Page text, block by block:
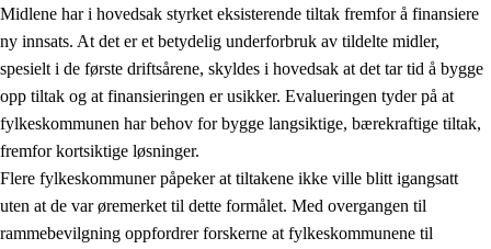
Midlene har i hovedsak styrket eksisterende tiltak fremfor å finansiere
ny innsats. At det er et betydelig underforbruk av tildelte midler,
spesielt i de første driftsårene, skyldes i hovedsak at det tar tid å bygge
opp tiltak og at finansieringen er usikker. Evalueringen tyder på at
fylkeskommunen har behov for bygge langsiktige, bærekraftige tiltak,
fremfor kortsiktige løsninger.
Flere fylkeskommuner påpeker at tiltakene ikke ville blitt igangsatt
uten at de var øremerket til dette formålet. Med overgangen til
rammebevilgning oppfordrer forskerne at fylkeskommunene til